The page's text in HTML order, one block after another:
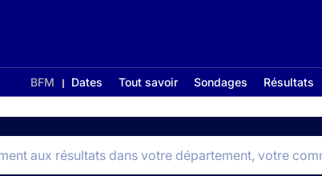
BFM Dates Tout savoir Sondages Résultats